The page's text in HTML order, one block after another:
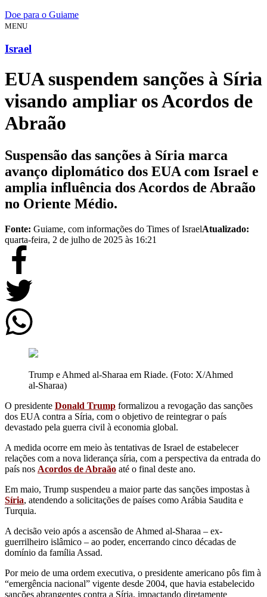
Doe para o Guiame
MENU
Israel
EUA suspendem sanções à Síria
visando ampliar os Acordos de
Abraão
Suspensão das sanções à Síria marca
avanço diplomático dos EUA com Israel e
amplia influência dos Acordos de Abraão
no Oriente Médio.
Fonte: Guiame, com informações do Times of IsraelAtualizado:
quarta-feira, 2 de julho de 2025 às 16:21
Trump e Ahmed al-Sharaa em Riade. (Foto: X/Ahmed
al-Sharaa)
O presidente Donald Trump formalizou a revogação das sanções
dos EUA contra a Síria, com o objetivo de reintegrar o país
devastado pela guerra civil à economia global.
A medida ocorre em meio às tentativas de Israel de estabelecer
relações com a nova liderança síria, com a perspectiva da entrada do
país nos Acordos de Abraão até o final deste ano.
Em maio, Trump suspendeu a maior parte das sanções impostas à
Síria, atendendo a solicitações de países como Arábia Saudita e
Turquia.
A decisão veio após a ascensão de Ahmed al-Sharaa – ex-
guerrilheiro islâmico – ao poder, encerrando cinco décadas de
domínio da família Assad.
Por meio de uma ordem executiva, o presidente americano pôs fim à
“emergência nacional” vigente desde 2004, que havia estabelecido
sanções abrangentes contra a Síria, impactando diretamente